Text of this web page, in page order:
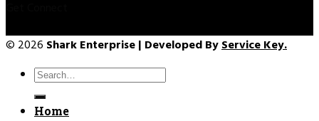
© 2026 Shark Enterprise | Developed ByService Key.
Search
for:
Home